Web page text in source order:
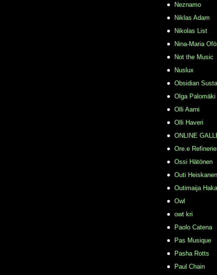
Neznamo
Niklas Adam
Nikolas List
Nina-Maria
Not the Music
Nuslux
Obsidian
Olga Palomäki
Olli Aarni
Olli Haveri
ONLINE
Ore.e
Ossi Hätönen
Outi Heiskanen
Outimaija
Owl
owt kri
Paolo Catena
Pas Musique
Pasha Rotts
Paul Chain